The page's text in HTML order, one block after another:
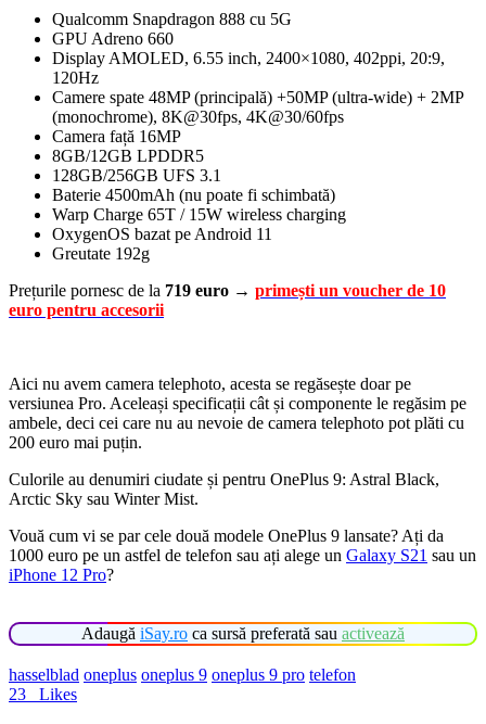
Qualcomm Snapdragon 888 cu 5G
GPU Adreno 660
Display AMOLED, 6.55 inch, 2400×1080, 402ppi, 20:9,
120Hz
Camere spate 48MP (principală) +50MP (ultra-wide) + 2MP
(monochrome), 8K@30fps, 4K@30/60fps
Camera față 16MP
8GB/12GB LPDDR5
128GB/256GB UFS 3.1
Baterie 4500mAh (nu poate fi schimbată)
Warp Charge 65T / 15W wireless charging
OxygenOS bazat pe Android 11
Greutate 192g
Prețurile pornesc de la 719 euro → primești un voucher de 10
euro pentru accesorii
Aici nu avem camera telephoto, acesta se regăsește doar pe
versiunea Pro. Aceleași specificații cât și componente le regăsim pe
ambele, deci cei care nu au nevoie de camera telephoto pot plăti cu
200 euro mai puțin.
Culorile au denumiri ciudate și pentru OnePlus 9: Astral Black,
Arctic Sky sau Winter Mist.
Vouă cum vi se par cele două modele OnePlus 9 lansate? Ați da
1000 euro pe un astfel de telefon sau ați alege un Galaxy S21 sau un
iPhone 12 Pro?
Adaugă iSay.ro ca sursă preferată sau activează
hasselblad oneplus oneplus 9 oneplus 9 pro telefon
23
Likes